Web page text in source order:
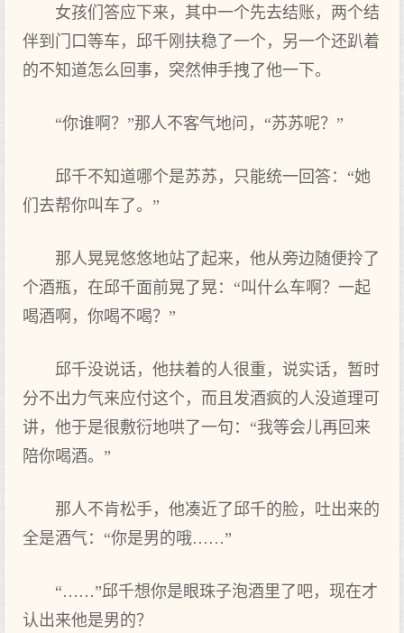
女孩们答应下来，其中一个先去结账，两个结
伴到门口等车，邱千刚扶稳了一个，另一个还趴着
的不知道怎么回事，突然伸手拽了他一下。
“你谁啊？”那人不客气地问，“苏苏呢？”
邱千不知道哪个是苏苏，只能统一回答：“她
们去帮你叫车了。”
那人晃晃悠悠地站了起来，他从旁边随便拎了
个酒瓶，在邱千面前晃了晃：“叫什么车啊？一起
喝酒啊，你喝不喝？”
邱千没说话，他扶着的人很重，说实话，暂时
分不出力气来应付这个，而且发酒疯的人没道理可
讲，他于是很敷衍地哄了一句：“我等会儿再回来
陪你喝酒。”
那人不肯松手，他凑近了邱千的脸，吐出来的
全是酒气：“你是男的哦……”
“……”邱千想你是眼珠子泡酒里了吧，现在才
认出来他是男的？